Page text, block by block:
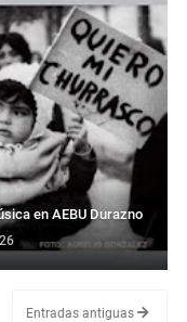
en AEBU Durazno
Entradas antiguas